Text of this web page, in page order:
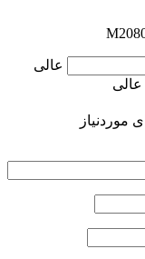
عالی
عالی
موردنیاز